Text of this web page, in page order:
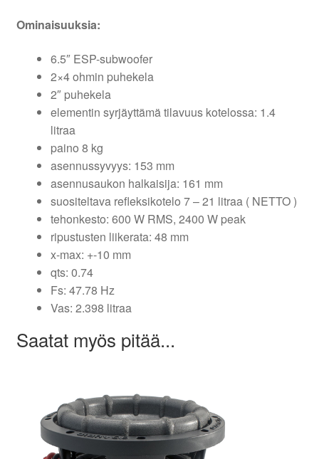
Ominaisuuksia:
6.5″ ESP-subwoofer
2×4 ohmin puhekela
2″ puhekela
elementin syrjäyttämä tilavuus kotelossa: 1.4
litraa
paino 8 kg
asennussyvyys: 153 mm
asennusaukon halkaisija: 161 mm
suositeltava refleksikotelo 7 – 21 litraa ( NETTO )
tehonkesto: 600 W RMS, 2400 W peak
ripustusten liikerata: 48 mm
x-max: +-10 mm
qts: 0.74
Fs: 47.78 Hz
Vas: 2.398 litraa
Saatat myös pitää...